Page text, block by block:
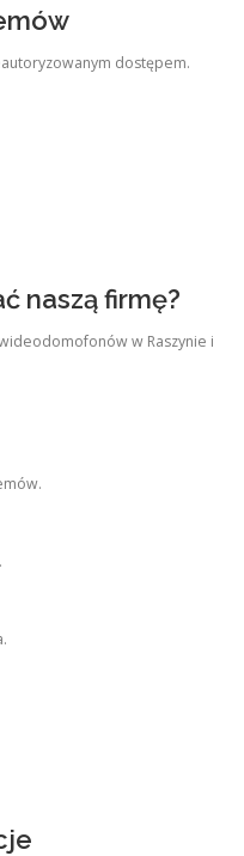
dostępem.
naszą firmę?
w Raszynie i